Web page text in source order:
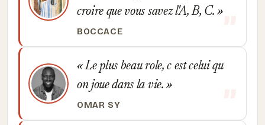
croire que vous savez l'A, B, C.
BOCCACE
Le plus beau role, c est celui qu
on joue dans la vie.
OMAR SY